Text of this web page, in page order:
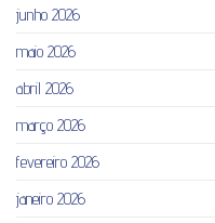
junho 2026
maio 2026
abril 2026
março 2026
fevereiro 2026
janeiro 2026